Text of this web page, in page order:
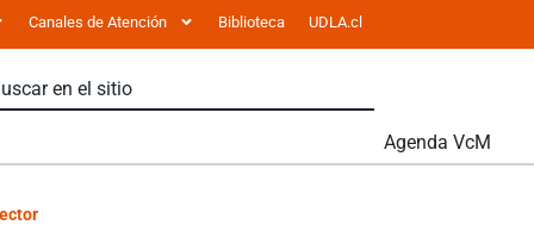
Canales de Atención Biblioteca UDLA.cl
Agenda VcM